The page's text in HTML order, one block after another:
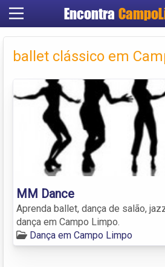
Encontra
Criar
ballet clássico em
MM Dance
Aprenda ballet, dança de salão,
dança em Campo Limpo.
Dança em Campo Limpo